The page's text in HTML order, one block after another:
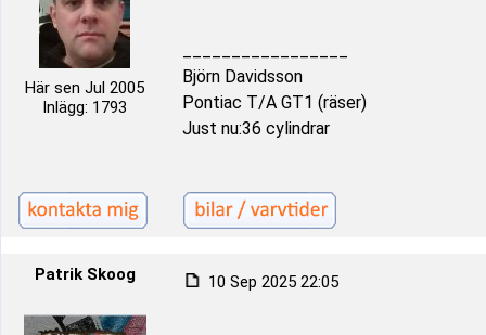
Här sen Jul 2005
Inlägg: 1793
Björn Davidsson
Pontiac T/A GT1 (räser)
Just nu:36 cylindrar
Patrik Skoog 10 Sep 2025 22:05